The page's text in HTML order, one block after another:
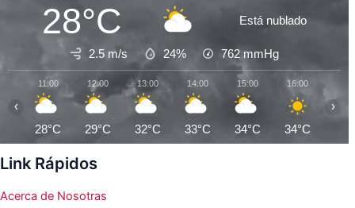
28°C Está nublado
2.5 m/s 24% 762mmHg
11:00
28°C
12:00
29°C
13:00
32°C
14:00
33°C
15:00
34°C
16:00
34°C
‹ ›
Link Rápidos
Acerca de Nosotras